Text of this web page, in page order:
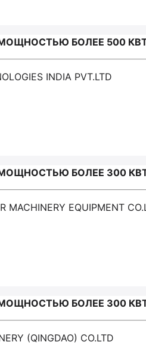
БОЛЕЕ 500 КВТ НО
INDIA PVT.LTD
БОЛЕЕ 300 КВТ НО
MACHINERY EQUIPMENT
БОЛЕЕ 300 КВТ
(QINGDAO) CO.LTD